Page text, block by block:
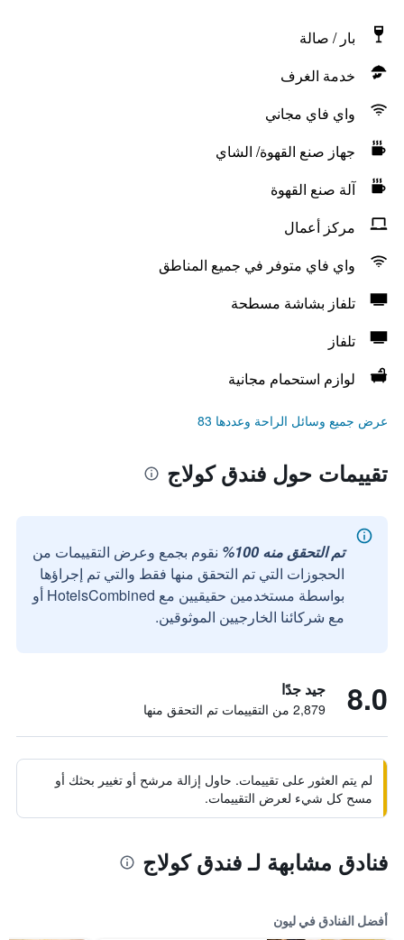
بار / صالة
خدمة الغرف
واي فاي مجاني
جهاز صنع القهوة/ الشاي
آلة صنع القهوة
مركز أعمال
واي فاي متوفر في جميع المناطق
تلفاز بشاشة مسطحة
تلفاز
لوازم استحمام مجانية
عرض جميع وسائل الراحة وعددها 83
تقييمات حول فندق كولاج
تم التحقق منه 100%
نقوم بجمع وعرض التقييمات من
الحجوزات التي تم التحقق منها فقط والتي تم إجراؤها
بواسطة مستخدمين حقيقيين مع HotelsCombined أو
مع شركائنا الخارجيين الموثوقين.
8.0 جيد جدًا
2,879 من التقييمات تم التحقق منها
لم يتم العثور على تقييمات. حاول إزالة مرشح أو تغيير بحثك أو
مسح كل شيء لعرض التقييمات.
فنادق مشابهة لـ فندق كولاج
أفضل الفنادق في ليون